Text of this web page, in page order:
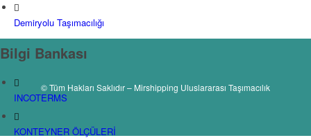
Demiryolu Taşımacılığı
Bilgi Bankası
INCOTERMS
KONTEYNER ÖLÇÜLERİ
© Tüm Hakları Saklıdır – Mirshipping Uluslararası Taşımacılık